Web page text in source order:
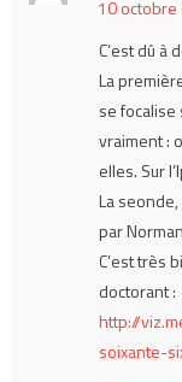
10
C’est dû à
La
se focalise
vraiment :
elles. Sur
La
par
C’est très
doctorant :
http://
soixante-